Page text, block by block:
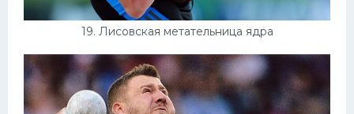
19. Лисовская метательница ядра